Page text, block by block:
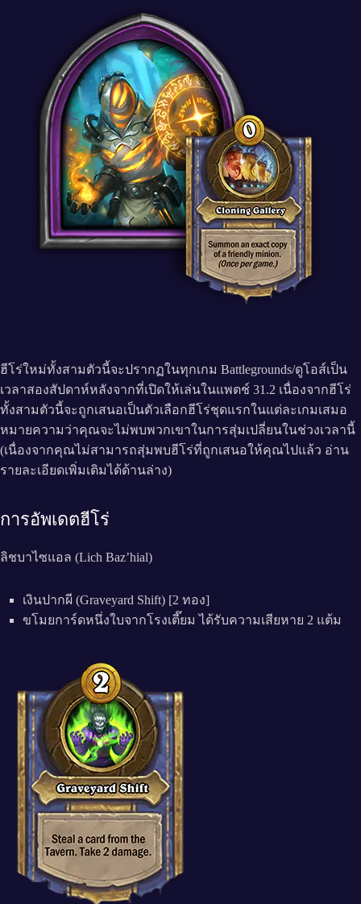
ฮีโร่ใหม่ทั้งสามตัวนี้จะปรากฏในทุกเกม Battlegrounds/ดูโอส์เป็น
เวลาสองสัปดาห์หลังจากที่เปิดให้เล่นในแพตช์ 31.2 เนื่องจากฮีโร่
ทั้งสามตัวนี้จะถูกเสนอเป็นตัวเลือกฮีโร่ชุดแรกในแต่ละเกมเสมอ
หมายความว่าคุณจะไม่พบพวกเขาในการสุ่มเปลี่ยนในช่วงเวลานี้
(เนื่องจากคุณไม่สามารถสุ่มพบฮีโร่ที่ถูกเสนอให้คุณไปแล้ว อ่าน
รายละเอียดเพิ่มเติมได้ด้านล่าง)
การอัพเดตฮีโร่
ลิชบาไซแอล (Lich Baz’hial)
เงินปากผี (Graveyard Shift) [2 ทอง]
ขโมยการ์ดหนึ่งใบจากโรงเตี๊ยม ได้รับความเสียหาย 2 แต้ม